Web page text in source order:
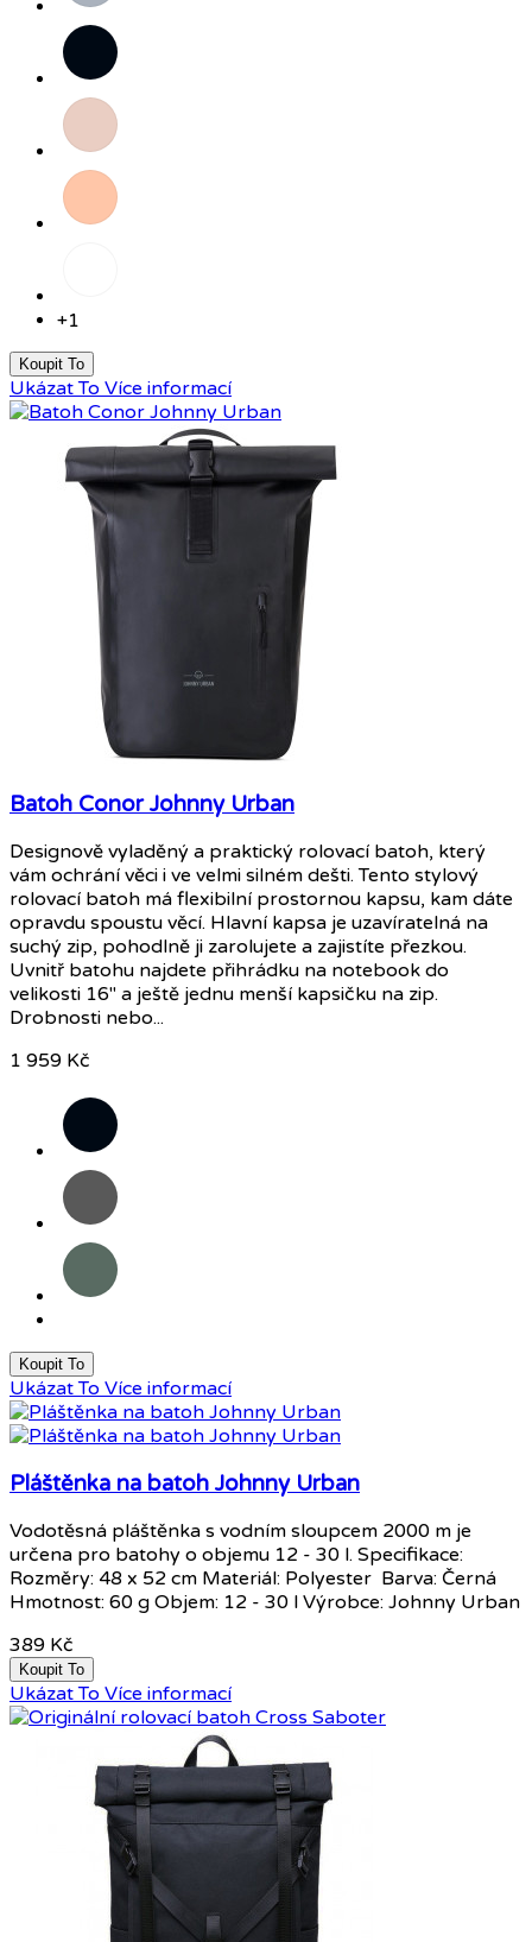
Černá
Růžová
Broskvová
+1
Koupit To
Ukázat To Více informací
Batoh Conor Johnny Urban
Designově vyladěný a praktický rolovací batoh, který
vám ochrání věci i ve velmi silném dešti. Tento stylový
rolovací batoh má flexibilní prostornou kapsu, kam dáte
opravdu spoustu věcí. Hlavní kapsa je uzavíratelná na
suchý zip, pohodlně ji zarolujete a zajistíte přezkou.
Uvnitř batohu najdete přihrádku na notebook do
velikosti 16" a ještě jednu menší kapsičku na zip.
Drobnosti nebo...
1 959 Kč
Černá
Tmavě
šedá
Tmavě
zelená
Koupit To
Ukázat To Více informací
Pláštěnka na batoh Johnny Urban
Vodotěsná pláštěnka s vodním sloupcem 2000 m je
určena pro batohy o objemu 12 - 30 l. Specifikace:
Rozměry: 48 x 52 cm Materiál: Polyester Barva: Černá
Hmotnost: 60 g Objem: 12 - 30 l Výrobce: Johnny Urban
389 Kč
Koupit To
Ukázat To Více informací